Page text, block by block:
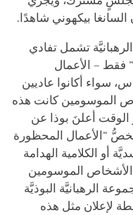
السانغا بيكهوني شاهدًا.
تشمل تفادي
فقط – الأعمال
سواء أكانوا عاديين
الموسومين كانت هذه
الوقت أعلنَ بوذا عن
يخصُّ "الأعمال المحظورة
أو الكلامية الهدامة
الموسومين
الرهبانيَّة البوذيَّة
لإعلان مثل هذه